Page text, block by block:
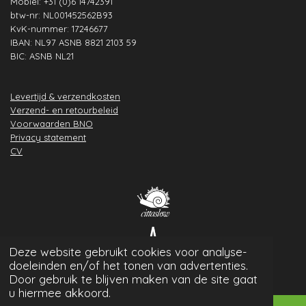
Deze website gebruikt cookies voor analyse-
doeleinden en/of het tonen van advertenties.
Door gebruik te blijven maken van de site gaat
u hiermee akkoord.
btw-nr: NL001452562B93
KvK-nummer: 17246677
IBAN: NL97 ASNB 8821 2103 59
BIC: ASNB NL21
Levertijd & verzendkosten
Verzend- en retourbeleid
Voorwaarden BNO
Privacy statement
CV